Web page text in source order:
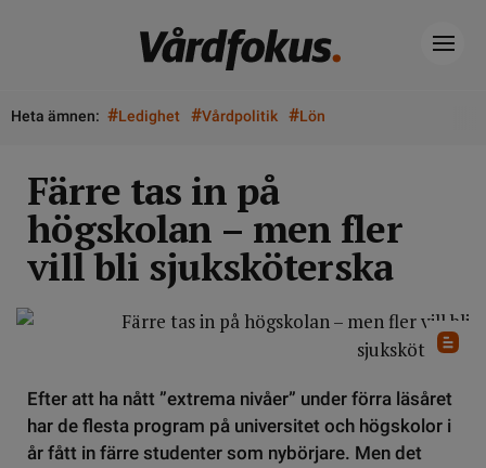
Heta ämnen: #Ledighet #Vårdpolitik #Lön
Färre tas in på
högskolan – men fler
vill bli sjuksköterska
Efter att ha nått ”extrema nivåer” under förra läsåret
har de flesta program på universitet och högskolor i
år fått in färre studenter som nybörjare. Men det